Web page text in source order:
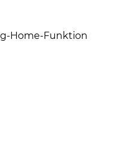
Home-Funktion